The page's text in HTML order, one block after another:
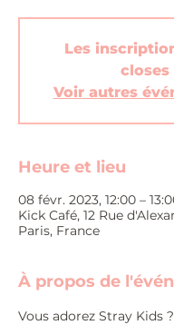
Les
closes
Voir autres
Heure et lieu
08 févr. 2023, 12:00 –
Kick Café, 12 Rue
Paris, France
À propos de
Vous adorez Stray Kids